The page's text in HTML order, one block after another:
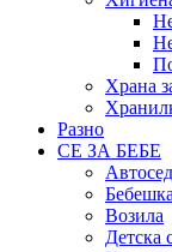
Храна
Разно
СЕ ЗА БЕБЕ
Возила
Детска